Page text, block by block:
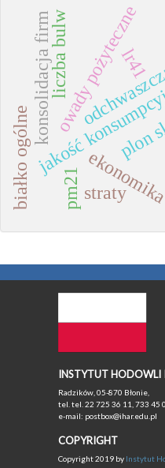
jakość
owady pożyteczne
plon
liczba bulw
białko ogólne ekonomika
konsolidacja firm lr41
pm21 straty
INSTYTUT HODOWLI
Radzików, 05-870 Błonie,
tel. tel. 22 725 36 11, 733 45
e-mail: postbox@ihar.edu.pl
COPYRIGHT
Copyright 2019 by Instytut